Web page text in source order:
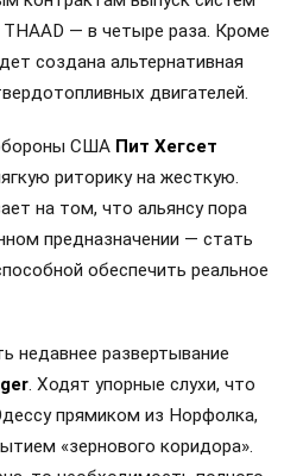
THAAD — в четыре раза. Кроме
создана альтернативная
двигателей.
США Пит Хегсет
риторику на жесткую.
на том, что альянсу пора
предназначении — стать
обеспечить реальное
недавнее развертывание
. Ходят упорные слухи, что
прямиком из Норфолка,
«зернового коридора».